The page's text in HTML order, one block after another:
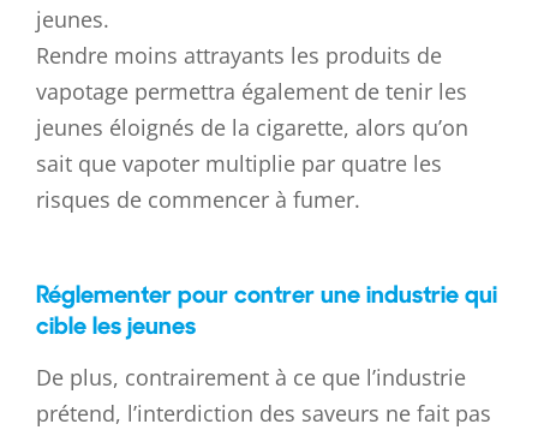
jeunes.
Rendre moins attrayants les produits de
vapotage permettra également de tenir les
jeunes éloignés de la cigarette, alors qu’on
sait que vapoter multiplie par quatre les
risques de commencer à fumer.
Réglementer pour contrer une industrie qui
cible les jeunes
De plus, contrairement à ce que l’industrie
prétend, l’interdiction des saveurs ne fait pas